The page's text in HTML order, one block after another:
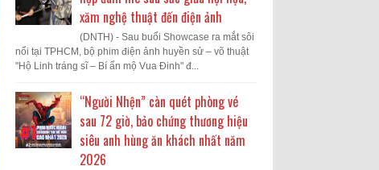
xăm nghệ thuật đến điện ảnh
(DNTH) - Sau buổi Showcase ra mắt sôi
nổi tại TPHCM, bộ phim điện ảnh huyền sử – võ thuật
"Hộ Linh tráng sĩ – Bí ẩn mộ Vua Đinh" đ...
“Người Nhện” càn quét phòng vé
sau 72 giờ, bảo chứng thương hiệu
siêu anh hùng ăn khách nhất năm
2026